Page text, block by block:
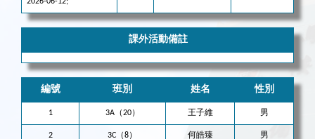
課外活動備註
編號 班別 姓名 性別
1 3A（20） 王子維 男
2 3C（8） 何皓臻 男